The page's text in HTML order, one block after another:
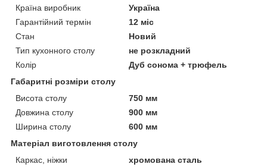
Країна виробник
Україна
Гарантійний термін
12 міс
Стан
Новий
Тип кухонного столу
не розкладний
Колір
Дуб сонома + трюфель
Габаритні розміри столу
Висота столу
750 мм
Довжина столу
900 мм
Ширина столу
600 мм
Матеріал виготовлення столу
Каркас, ніжки
хромована сталь